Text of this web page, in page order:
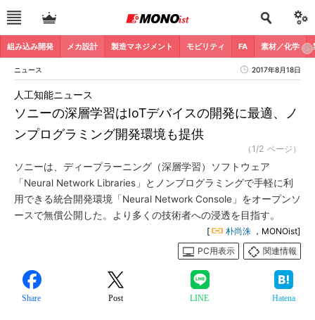
組み込み開発 メカ設計 製造マネジメント モビリティ FA 素材／化学
ニュース 2017年8月18日
ソニーの深層学習はIoTデバイスの開発に最適、ノ
ンプログラミング開発環境も提供
人工知能ニュース
（1/2 ページ）
ソニーは、ディープラーニング（深層学習）ソフトウェア
「Neural Network Libraries」とノンプログラミングで手軽に利
用できる統合開発環境「Neural Network Console」をオープンソ
ースで無償公開した。より多くの技術者への浸透を目指す。
[ 朴尚洙 ，MONOist]
PC用表示
関連情報
Share Post LINE Hatena